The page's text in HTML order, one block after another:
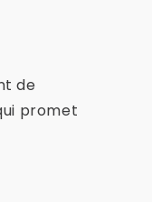
de
promet